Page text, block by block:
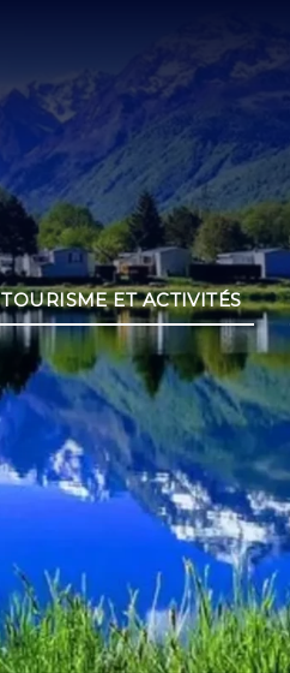
TOURISME ET ACTIVITÉS